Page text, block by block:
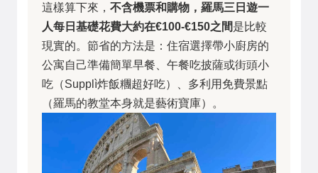
這樣算下來， 不含機票和購物，羅馬三日遊一
人每日基礎花費大約在€100-€150之間是比較
現實的。節省的方法是：住宿選擇帶小廚房的
公寓自己準備簡單早餐、午餐吃披薩或街頭小
吃（Supplì炸飯糰超好吃）、多利用免費景點
（羅馬的教堂本身就是藝術寶庫）。